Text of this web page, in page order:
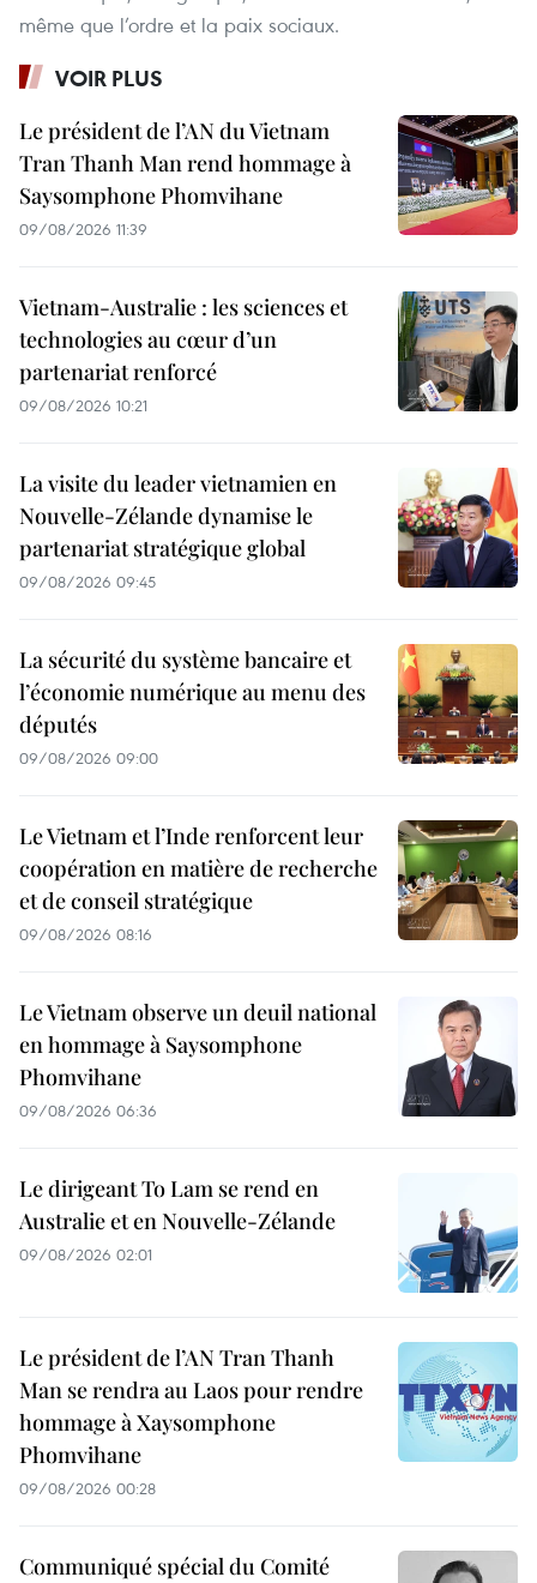
même que l’ordre et la paix sociaux.
VOIR PLUS
Le président de l’AN du Vietnam
Tran Thanh Man rend hommage à
Saysomphone Phomvihane
09/08/2026 11:39
Vietnam-Australie : les sciences et
technologies au cœur d’un
partenariat renforcé
09/08/2026 10:21
La visite du leader vietnamien en
Nouvelle-Zélande dynamise le
partenariat stratégique global
09/08/2026 09:45
La sécurité du système bancaire et
l’économie numérique au menu des
députés
09/08/2026 09:00
Le Vietnam et l’Inde renforcent leur
coopération en matière de recherche
et de conseil stratégique
09/08/2026 08:16
Le Vietnam observe un deuil national
en hommage à Saysomphone
Phomvihane
09/08/2026 06:36
Le dirigeant To Lam se rend en
Australie et en Nouvelle-Zélande
09/08/2026 02:01
Le président de l’AN Tran Thanh
Man se rendra au Laos pour rendre
hommage à Xaysomphone
Phomvihane
09/08/2026 00:28
Communiqué spécial du Comité